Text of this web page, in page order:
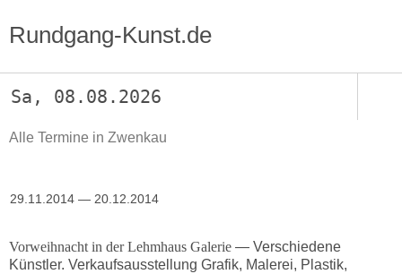
Rundgang-Kunst.de
Sa, 08.08.2026
Alle Termine in Zwenkau
29.11.2014 — 20.12.2014
Vorweihnacht in der Lehmhaus Galerie— Verschiedene
Künstler. Verkaufsausstellung Grafik, Malerei, Plastik,